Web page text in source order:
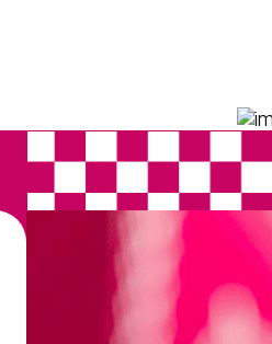
샵,당신에게 맞는 방식
택하세요!